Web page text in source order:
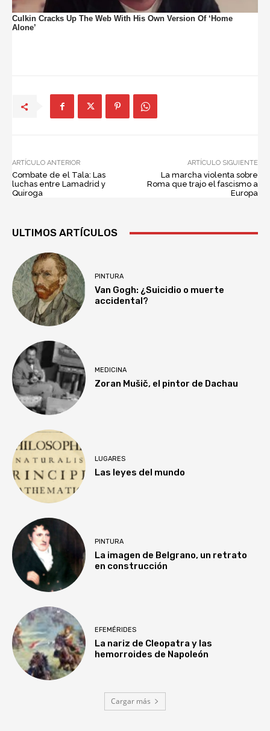
ARTÍCULO ANTERIOR
Combate de el Tala: Las
luchas entre Lamadrid y
Quiroga
ARTÍCULO SIGUIENTE
La marcha violenta sobre
Roma que trajo el fascismo a
Europa
ULTIMOS ARTÍCULOS
PINTURA
Van Gogh: ¿Suicidio o muerte
accidental?
MEDICINA
Zoran Mušič, el pintor de Dachau
LUGARES
Las leyes del mundo
PINTURA
La imagen de Belgrano, un retrato
en construcción
EFEMÉRIDES
La nariz de Cleopatra y las
hemorroides de Napoleón
Cargar más